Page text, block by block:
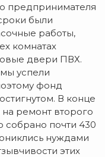
предпринимателя
были
работы,
комнатах
двери ПВХ.
успели
фонд
В конце
ремонт второго
собрано почти 430
нуждами
этих